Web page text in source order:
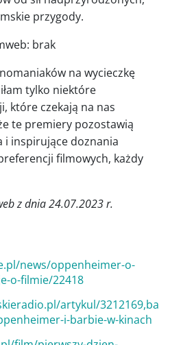
przygody.
brak
na wycieczkę
tylko niektóre
które czekają na nas
te premiery pozostawią
i inspirujące doznania
filmowych, każdy
z dnia 24.07.2023 r.
news/oppenheimer-o-
o-filmie/22418
artykul/3212169,ba
i-barbie-w-kinach